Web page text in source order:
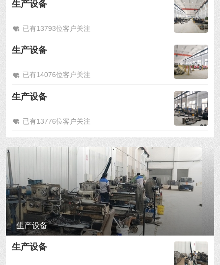
生产设备
已有13793位客户关注
生产设备
已有14076位客户关注
生产设备
已有13776位客户关注
生产设备
生产设备